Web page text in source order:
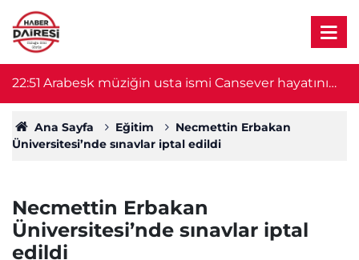
22:51 Arabesk müziğin usta ismi Cansever hayatını
kaybetti
Ana Sayfa Eğitim
Necmettin Erbakan
Üniversitesi’nde sınavlar iptal edildi
Necmettin Erbakan
Üniversitesi’nde sınavlar iptal
edildi